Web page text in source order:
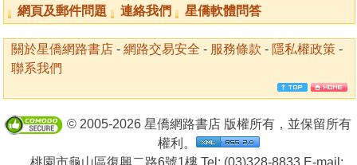
網頁及郵件問題
連絡我們 星僑軟體問答
關於星僑網路書店 - 網路交易安全 - 服務條款 - 隱私權政策 -
聯系我們
© 2005-2026 星僑網路書店 版權所有，並保留所有
權利。
桃園市龜山區復興二路6號1樓 Tel: (03)328-8833 E-mail: